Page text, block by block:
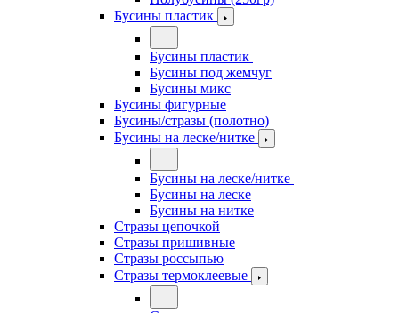
Бусины пластик
Бусины пластик
Бусины под жемчуг
Бусины микс
Бусины фигурные
Бусины/стразы (полотно)
Бусины на леске/нитке
Бусины на леске/нитке
Бусины на леске
Бусины на нитке
Стразы цепочкой
Стразы пришивные
Стразы россыпью
Стразы термоклеевые